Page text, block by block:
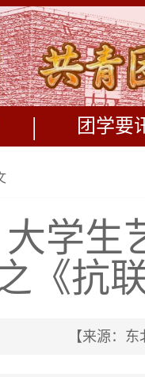
| 团学要
学生
《抗
【来源：